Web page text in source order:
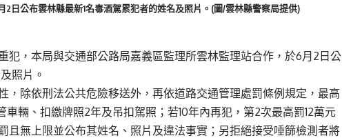
日公布雲林縣最新1名毒酒駕累犯者的姓名及照片。(圖/雲林縣警察局提供)
犯，本局與交通部公路局嘉義區監理所雲林監理站合作，於6月2日公
照片。
，除依刑法公共危險移送外，再依道路交通管理處罰條例規定， 最高
車輛、扣繳牌照2年及吊扣駕照；若10年內再犯， 第2次最高罰12萬元
且無上限並公布其姓名、照片及違法事實； 另拒絕接受唾篩檢測者將